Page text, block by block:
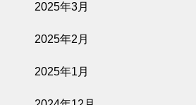
2025年3月
2025年2月
2025年1月